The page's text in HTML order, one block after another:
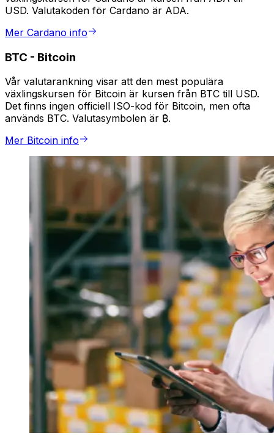
USD. Valutakoden för Cardano är ADA.
Mer Cardano info
BTC - Bitcoin
Vår valutarankning visar att den mest populära
växlingskursen för Bitcoin är kursen från BTC till USD.
Det finns ingen officiell ISO-kod för Bitcoin, men ofta
används BTC. Valutasymbolen är ₿.
Mer Bitcoin info